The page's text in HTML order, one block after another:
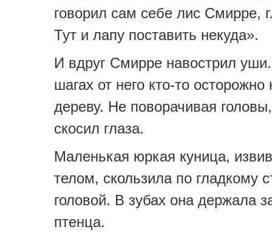
говорил сам себе лис Смирре,
Тут и лапу поставить некуда».
И вдруг Смирре навострил
шагах от него кто-то осторожно
дереву. Не поворачивая
скосил глаза.
Маленькая юркая куница,
телом, скользила по гладкому
головой. В зубах она держала
птенца.